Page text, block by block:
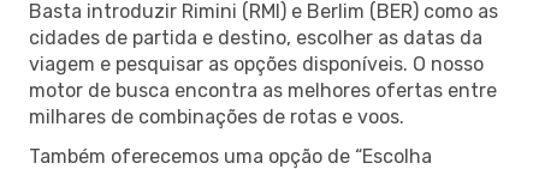
Basta introduzir Rimini (RMI) e Berlim (BER) como as
cidades de partida e destino, escolher as datas da
viagem e pesquisar as opções disponíveis. O nosso
motor de busca encontra as melhores ofertas entre
milhares de combinações de rotas e voos.
Também oferecemos uma opção de “Escolha